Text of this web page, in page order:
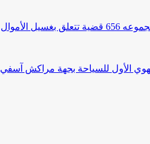
الأول للسياحة بجهة مراكش آسفي